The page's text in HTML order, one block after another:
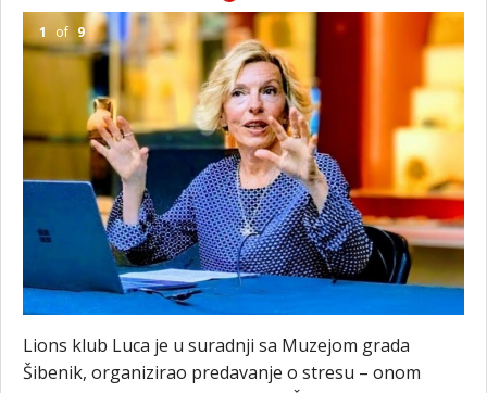
projekti
Aktivnosti
1 of 9
Lions klub Luca je u suradnji sa Muzejom grada
Šibenik, organizirao predavanje o stresu – onom